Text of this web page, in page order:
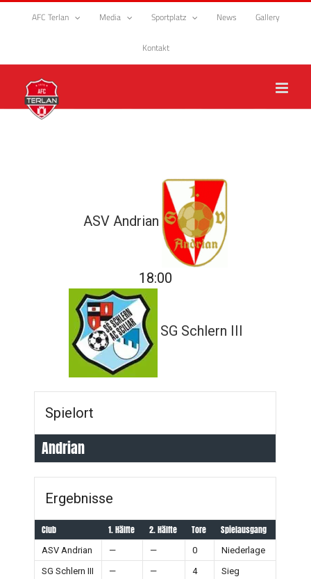
Zum
AFC Terlan Media Sportplatz News Gallery
Kontakt
ASV Andrian
18:00
SG Schlern III
Spielort
Andrian
Ergebnisse
Club 1. Hälfte 2. Hälfte Tore Spielausgang
ASV Andrian — — 0
Niederlage
SG Schlern III
— — 4 Sieg